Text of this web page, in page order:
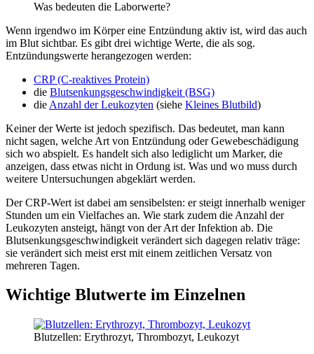
Was bedeuten die Laborwerte?
Wenn irgendwo im Körper eine Entzündung aktiv ist, wird das auch
im Blut sichtbar. Es gibt drei wichtige Werte, die als sog.
Entzündungswerte herangezogen werden:
CRP (C-reaktives Protein)
die Blutsenkungsgeschwindigkeit (BSG)
die Anzahl der Leukozyten (siehe Kleines Blutbild)
Keiner der Werte ist jedoch spezifisch. Das bedeutet, man kann
nicht sagen, welche Art von Entzündung oder Gewebeschädigung
sich wo abspielt. Es handelt sich also lediglicht um Marker, die
anzeigen, dass etwas nicht in Ordung ist. Was und wo muss durch
weitere Untersuchungen abgeklärt werden.
Der CRP-Wert ist dabei am sensibelsten: er steigt innerhalb weniger
Stunden um ein Vielfaches an. Wie stark zudem die Anzahl der
Leukozyten ansteigt, hängt von der Art der Infektion ab. Die
Blutsenkungsgeschwindigkeit verändert sich dagegen relativ träge:
sie verändert sich meist erst mit einem zeitlichen Versatz von
mehreren Tagen.
Wichtige Blutwerte im Einzelnen
Blutzellen: Erythrozyt, Thrombozyt, Leukozyt